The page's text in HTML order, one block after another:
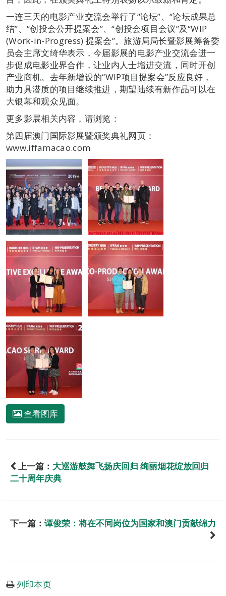
一连三天的电影产业交流会举行了“论坛”、“论坛成果总
结”、“创投会公开提案会”、“创投会项目会议”及“WIP
(Work-in-Progress) 提案会”。旅游局局长暨影展筹备委
员会主席文绮华表示，今届影展的电影产业交流会进一
步促成电影业界合作，让业内人士增进交流，同时开创
产业商机。去年新增设的“WIP项目提案会”反应良好，
助力具潜质的项目继续推进，期望陆续有新作品可以在
大银幕和观众见面。
更多影展相关内容，请浏览：
第四届澳门国际影展暨颁奖典礼网页：
www.iffamacao.com
查看图库
上一篇： 大巡游鼓舞飞扬庆回归 绚丽烟花绽放回归
二十周年庆典
下一篇： 谭俊荣：将在不同岗位为国家和澳门贡献绵力
列印本页